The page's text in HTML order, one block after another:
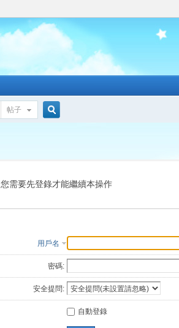
帖子
索
您需要先登錄才能繼續本操作
用戶名
密碼:
安全提問:
自動登錄